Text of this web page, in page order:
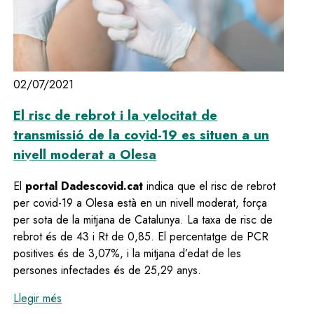
02/07/2021
El risc de rebrot i la velocitat de
transmissió de la covid-19 es situen a un
nivell moderat a Olesa
El portal Dadescovid.cat indica que el risc de rebrot
per covid-19 a Olesa està en un nivell moderat, força
per sota de la mitjana de Catalunya. La taxa de risc de
rebrot és de 43 i Rt de 0,85. El percentatge de PCR
positives és de 3,07%, i la mitjana d’edat de les
persones infectades és de 25,29 anys.
Llegir més